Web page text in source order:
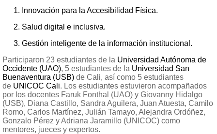
Innovación para la Accesibilidad Física.
Salud digital e inclusiva.
Gestión inteligente de la información institucional.
Participaron 23 estudiantes de la Universidad Autónoma de
Occidente (UAO), 5 estudiantes de la Universidad San
Buenaventura (USB)de Cali, así como 5 estudiantes
de UNICOC Cali. Los estudiantes estuvieron acompañados
por los docentes Faruk Fonthal (UAO) y Giovanny Hidalgo
(USB), Diana Castillo, Sandra Aguilera, Juan Atuesta, Camilo
Romo, Carlos Martínez, Julián Tamayo, Alejandra Ordóñez,
Gonzalo Pérez y Adriana Jaramillo (UNICOC) como
mentores, jueces y expertos.